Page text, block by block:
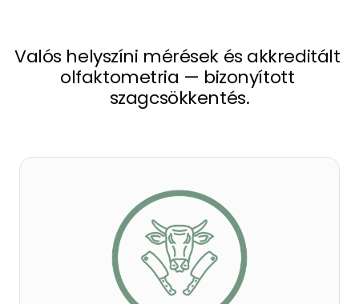
Valós helyszíni mérések és akkreditált
olfaktometria — bizonyított
szagcsökkentés.